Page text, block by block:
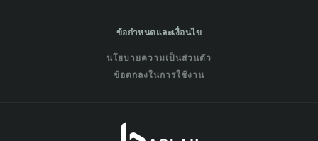
ข้อกำหนดและเงื่อนไข
นโยบายความเป็นส่วนตัว
ข้อตกลงในการใช้งาน